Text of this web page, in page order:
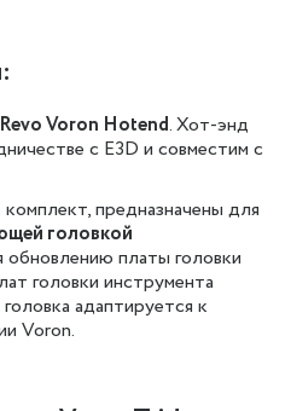
Voron Hotend. Хот-энд
с E3D и совместим с
предназначены для
головкой
обновлению платы головки
головки инструмента
адаптируется к
Voron.